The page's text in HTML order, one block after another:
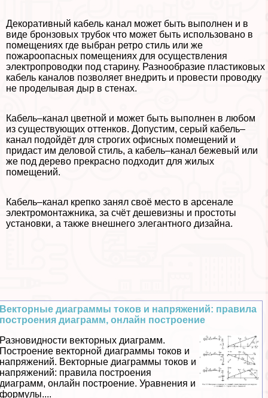
Декоративный кабель канал может быть выполнен и в
виде бронзовых трубок что может быть использовано в
помещениях где выбран ретро стиль или же
пожароопасных помещениях для осуществления
электропроводки под старину. Разнообразие пластиковых
кабель каналов позволяет внедрить и провести проводку
не проделывая дыр в стенах.
Кабель–канал цветной и может быть выполнен в любом
из существующих оттенков. Допустим, серый кабель–
канал подойдёт для строгих офисных помещений и
придаст им деловой стиль, а кабель–канал бежевый или
же под дерево прекрасно подходит для жилых
помещений.
Кабель–канал крепко занял своё место в арсенале
электромонтажника, за счёт дешевизны и простоты
установки, а также внешнего элегантного дизайна.
Векторные диаграммы токов и напряжений: правила
построения диаграмм, онлайн построение
Разновидности векторных диаграмм.
Построение векторной диаграммы токов и
напряжений. Векторные диаграммы токов и
напряжений: правила построения
диаграмм, онлайн построение. Уравнения и
формулы....